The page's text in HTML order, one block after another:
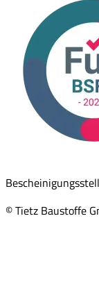
© Tietz Baustoffe